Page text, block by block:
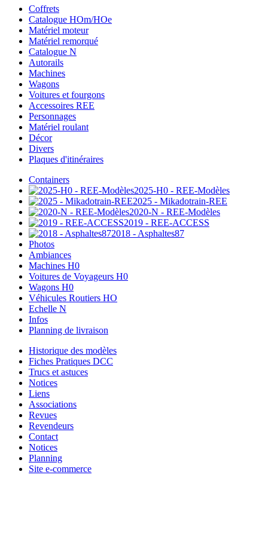
Coffrets
Catalogue HOm/HOe
Matériel moteur
Matériel remorqué
Catalogue N
Autorails
Machines
Wagons
Voitures et fourgons
Accessoires REE
Personnages
Matériel roulant
Décor
Divers
Plaques d'itinéraires
Containers
2025-H0 - REE-Modèles
2025 - Mikadotrain-REE
2020-N - REE-Modèles
2019 - REE-ACCESS
2018 - Asphaltes87
Photos
Ambiances
Machines H0
Voitures de Voyageurs H0
Wagons H0
Véhicules Routiers HO
Echelle N
Infos
Planning de livraison
Historique des modèles
Fiches Pratiques DCC
Trucs et astuces
Notices
Liens
Associations
Revues
Revendeurs
Contact
Notices
Planning
Site e-commerce